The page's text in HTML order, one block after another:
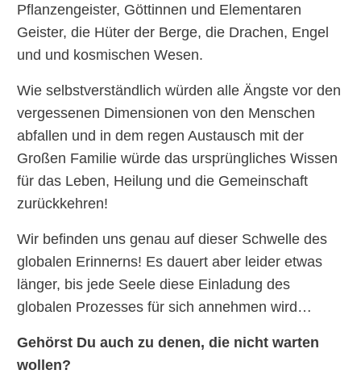
Pflanzengeister, Göttinnen und Elementaren
Geister, die Hüter der Berge, die Drachen, Engel
und und kosmischen Wesen.
Wie selbstverständlich würden alle Ängste vor den
vergessenen Dimensionen von den Menschen
abfallen und in dem regen Austausch mit der
Großen Familie würde das ursprüngliches Wissen
für das Leben, Heilung und die Gemeinschaft
zurückkehren!
Wir befinden uns genau auf dieser Schwelle des
globalen Erinnerns! Es dauert aber leider etwas
länger, bis jede Seele diese Einladung des
globalen Prozesses für sich annehmen wird…
Gehörst Du auch zu denen, die nicht warten
wollen?